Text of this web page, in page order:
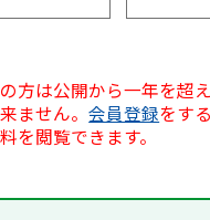
方は公開から一年を超
ません。会員登録をす
を閲覧できます。